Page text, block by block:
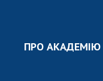
ПРО АКАДЕМІЮ